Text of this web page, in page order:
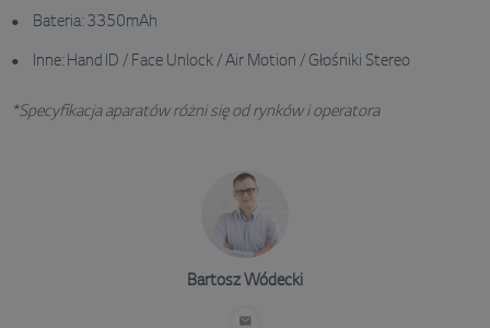
Bateria: 3350mAh
Inne: Hand ID / Face Unlock / Air Motion / Głośniki Stereo
*Specyfikacja aparatów różni się od rynków i operatora
Bartosz Wódecki